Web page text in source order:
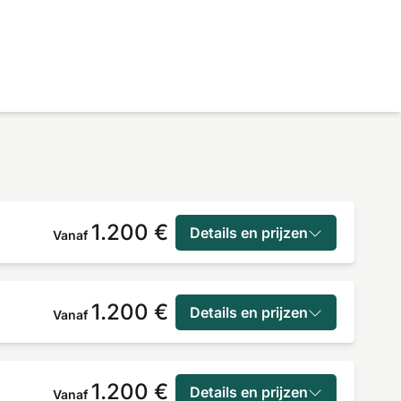
Vanaf 1.200 € Details en prijzen
Vanaf 1.200 € Details en prijzen
Vanaf 1.200 € Details en prijzen